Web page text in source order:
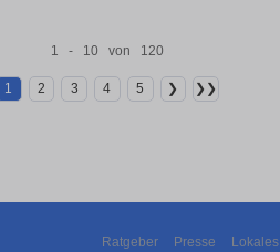
1 - 10 von 120
1 2 3 4 5 ❯ ❯❯
Ratgeber Presse Lokales